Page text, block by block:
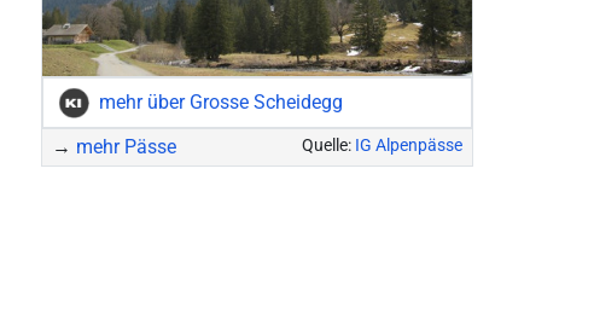
Forcola di Livigno Furkapass
mehr über Grosse Scheidegg
→ mehr Pässe Quelle: IG Alpenpässe